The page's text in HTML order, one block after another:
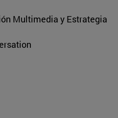
Multimedia y Estrategia